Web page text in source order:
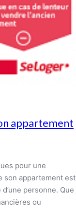
appartement
pour une
son appartement est
personne. Que
ou